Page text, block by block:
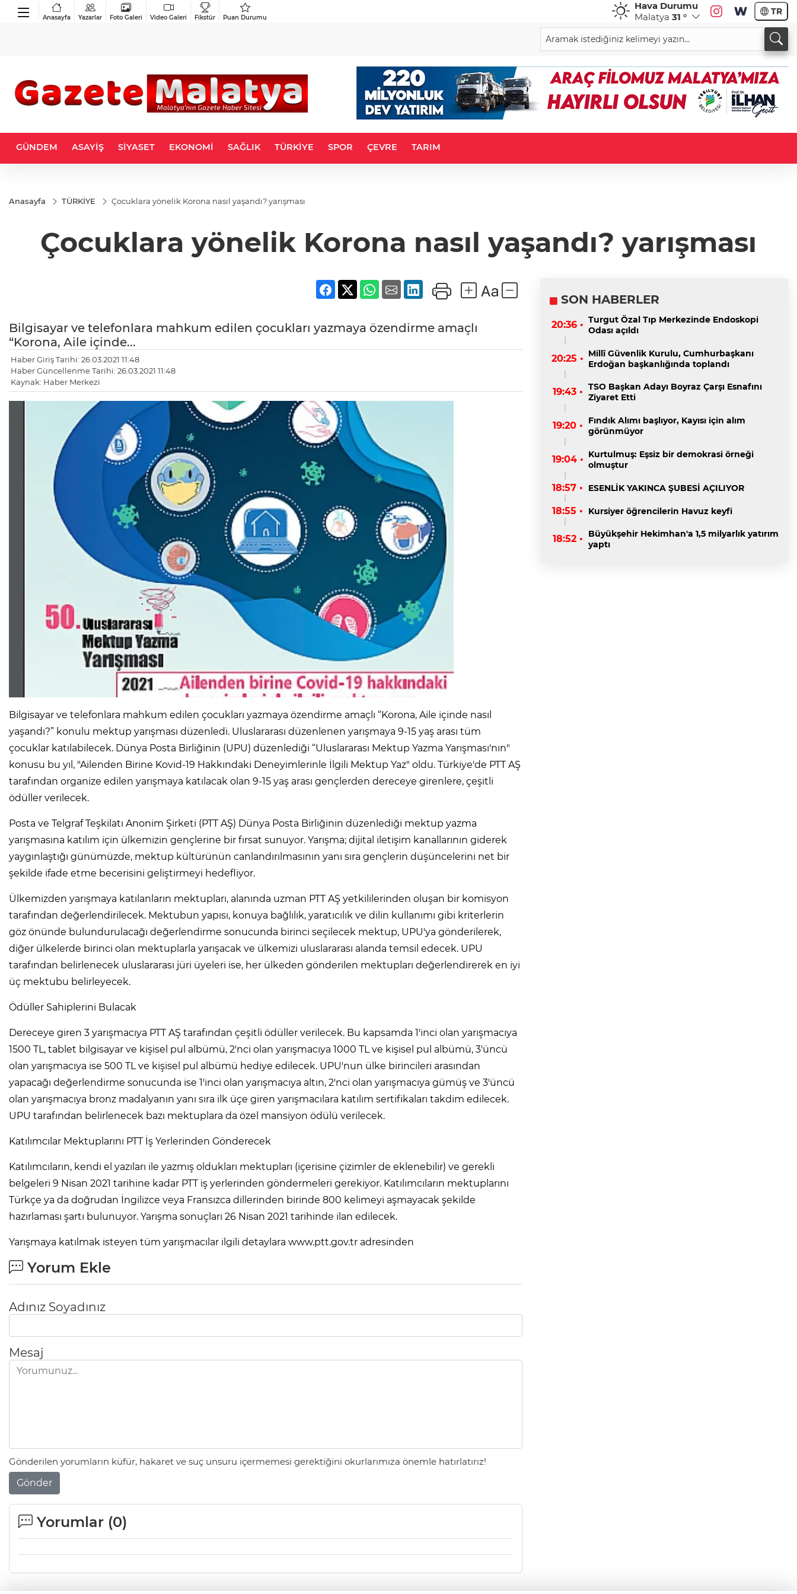
Anasayfa Yazarlar Foto Galeri Video Galeri Fikstür Puan Durumu
Hava Durumu
Malatya 31 ° TR
GÜNDEM ASAYİŞ SİYASET EKONOMİ SAĞLIK TÜRKİYE SPOR ÇEVRE TARIM
Anasayfa TÜRKİYE Çocuklara yönelik Korona nasıl yaşandı? yarışması
Çocuklara yönelik Korona nasıl yaşandı? yarışması
Bilgisayar ve telefonlara mahkum edilen çocukları yazmaya özendirme amaçlı
“Korona, Aile içinde...
Haber Giriş Tarihi: 26.03.2021 11:48
Haber Güncellenme Tarihi: 26.03.2021 11:48
Kaynak: Haber Merkezi
Bilgisayar ve telefonlara mahkum edilen çocukları yazmaya özendirme amaçlı “Korona, Aile içinde nasıl
yaşandı?” konulu mektup yarışması düzenledi. Uluslararası düzenlenen yarışmaya 9-15 yaş arası tüm
çocuklar katılabilecek. Dünya Posta Birliğinin (UPU) düzenlediği “Uluslararası Mektup Yazma Yarışması'nın"
konusu bu yıl, "Ailenden Birine Kovid-19 Hakkındaki Deneyimlerinle İlgili Mektup Yaz" oldu. Türkiye'de PTT AŞ
tarafından organize edilen yarışmaya katılacak olan 9-15 yaş arası gençlerden dereceye girenlere, çeşitli
ödüller verilecek.
Posta ve Telgraf Teşkilatı Anonim Şirketi (PTT AŞ) Dünya Posta Birliğinin düzenlediği mektup yazma
yarışmasına katılım için ülkemizin gençlerine bir fırsat sunuyor. Yarışma; dijital iletişim kanallarının giderek
yaygınlaştığı günümüzde, mektup kültürünün canlandırılmasının yanı sıra gençlerin düşüncelerini net bir
şekilde ifade etme becerisini geliştirmeyi hedefliyor.
Ülkemizden yarışmaya katılanların mektupları, alanında uzman PTT AŞ yetkililerinden oluşan bir komisyon
tarafından değerlendirilecek. Mektubun yapısı, konuya bağlılık, yaratıcılık ve dilin kullanımı gibi kriterlerin
göz önünde bulundurulacağı değerlendirme sonucunda birinci seçilecek mektup, UPU'ya gönderilerek,
diğer ülkelerde birinci olan mektuplarla yarışacak ve ülkemizi uluslararası alanda temsil edecek. UPU
tarafından belirlenecek uluslararası jüri üyeleri ise, her ülkeden gönderilen mektupları değerlendirerek en iyi
üç mektubu belirleyecek.
Ödüller Sahiplerini Bulacak
Dereceye giren 3 yarışmacıya PTT AŞ tarafından çeşitli ödüller verilecek. Bu kapsamda 1'inci olan yarışmacıya
1500 TL, tablet bilgisayar ve kişisel pul albümü, 2'nci olan yarışmacıya 1000 TL ve kişisel pul albümü, 3'üncü
olan yarışmacıya ise 500 TL ve kişisel pul albümü hediye edilecek. UPU'nun ülke birincileri arasından
yapacağı değerlendirme sonucunda ise 1'inci olan yarışmacıya altın, 2'nci olan yarışmacıya gümüş ve 3'üncü
olan yarışmacıya bronz madalyanın yanı sıra ilk üçe giren yarışmacılara katılım sertifikaları takdim edilecek.
UPU tarafından belirlenecek bazı mektuplara da özel mansiyon ödülü verilecek.
Katılımcılar Mektuplarını PTT İş Yerlerinden Gönderecek
Katılımcıların, kendi el yazıları ile yazmış oldukları mektupları (içerisine çizimler de eklenebilir) ve gerekli
belgeleri 9 Nisan 2021 tarihine kadar PTT iş yerlerinden göndermeleri gerekiyor. Katılımcıların mektuplarını
Türkçe ya da doğrudan İngilizce veya Fransızca dillerinden birinde 800 kelimeyi aşmayacak şekilde
hazırlaması şartı bulunuyor. Yarışma sonuçları 26 Nisan 2021 tarihinde ilan edilecek.
Yarışmaya katılmak isteyen tüm yarışmacılar ilgili detaylara www.ptt.gov.tr adresinden
Yorum Ekle
Adınız Soyadınız
Mesaj
Gönderilen yorumların küfür, hakaret ve suç unsuru içermemesi gerektiğini okurlarımıza önemle hatırlatırız!
Gönder
Yorumlar (0)
SON HABERLER
20:36 • Turgut Özal Tıp Merkezinde Endoskopi
Odası açıldı
20:25 • Millî Güvenlik Kurulu, Cumhurbaşkanı
Erdoğan başkanlığında toplandı
19:43 • TSO Başkan Adayı Boyraz Çarşı Esnafını
Ziyaret Etti
19:20 •
Fındık Alımı başlıyor, Kayısı için alım
görünmüyor
19:04 • Kurtulmuş: Eşsiz bir demokrasi örneği
olmuştur
18:57 • ESENLİK YAKINCA ŞUBESİ AÇILIYOR
18:55 • Kursiyer öğrencilerin Havuz keyfi
18:52 •
Büyükşehir Hekimhan'a 1,5 milyarlık yatırım
yaptı